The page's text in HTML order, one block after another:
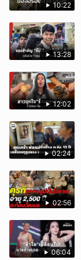
10:22
13:28
12:02
02:24
02:56
06:04